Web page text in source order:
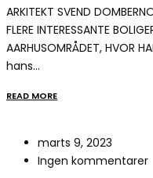
ARKITEKT SVEND
FLERE INTERESSANTE
AARHUSOMRÅDET, HVOR
hans…
READ MORE
marts 9, 2023
Ingen kommentarer